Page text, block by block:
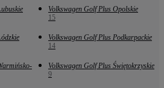
Volkswagen Golf Plus Opolskie
15
Volkswagen Golf Plus Podkarpackie
14
Volkswagen Golf Plus Świętokrzyskie
9